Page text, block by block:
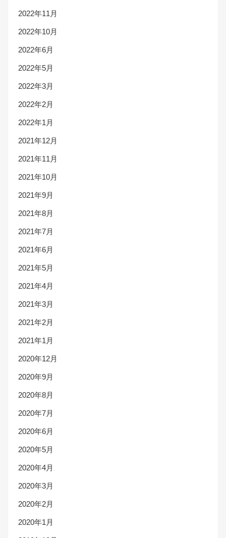
2022年11月
2022年10月
2022年6月
2022年5月
2022年3月
2022年2月
2022年1月
2021年12月
2021年11月
2021年10月
2021年9月
2021年8月
2021年7月
2021年6月
2021年5月
2021年4月
2021年3月
2021年2月
2021年1月
2020年12月
2020年9月
2020年8月
2020年7月
2020年6月
2020年5月
2020年4月
2020年3月
2020年2月
2020年1月